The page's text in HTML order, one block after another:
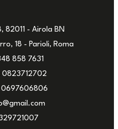
82011 - Airola BN
18 - Parioli, Roma
858 7631